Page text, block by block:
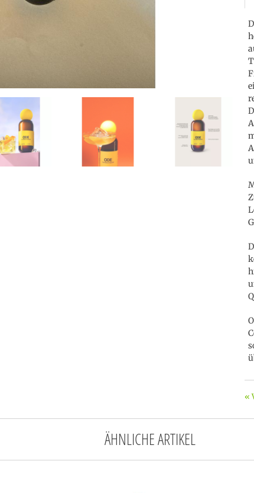
«
ÄHNLICHE ARTIKEL